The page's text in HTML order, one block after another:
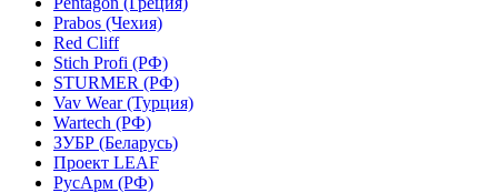
Prabos (Чехия)
Red Cliff
Stich Profi (РФ)
STURMER (РФ)
Vav Wear (Турция)
Wartech (РФ)
ЗУБР (Беларусь)
Проект LEAF
РусАрм (РФ)